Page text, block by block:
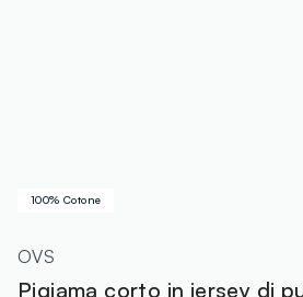
100% Cotone
OVS
Pigiama corto in jersey di